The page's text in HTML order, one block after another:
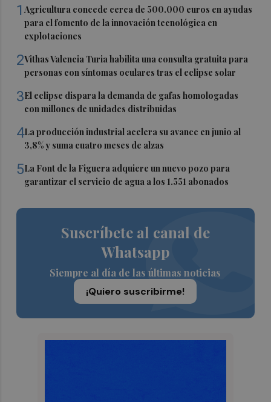
1Agricultura concede cerca de 500.000 euros en ayudas
para el fomento de la innovación tecnológica en
explotaciones
2Vithas Valencia Turia habilita una consulta gratuita para
personas con síntomas oculares tras el eclipse solar
3El eclipse dispara la demanda de gafas homologadas
con millones de unidades distribuidas
4La producción industrial acelera su avance en junio al
3,8% y suma cuatro meses de alzas
5La Font de la Figuera adquiere un nuevo pozo para
garantizar el servicio de agua a los 1.551 abonados
Suscríbete al canal de
Whatsapp
Siempre al día de las últimas noticias
¡Quiero suscribirme!